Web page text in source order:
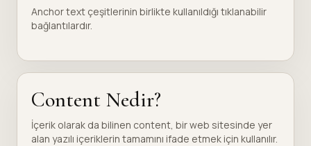
Anchor text çeşitlerinin birlikte kullanıldığı tıklanabilir
bağlantılardır.
Content Nedir?
İçerik olarak da bilinen content, bir web sitesinde yer
alan yazılı içeriklerin tamamını ifade etmek için kullanılır.